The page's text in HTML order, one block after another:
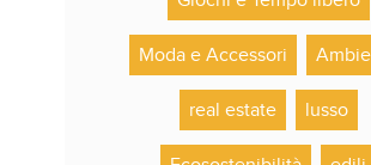
Moda e Accessori
real estate lusso